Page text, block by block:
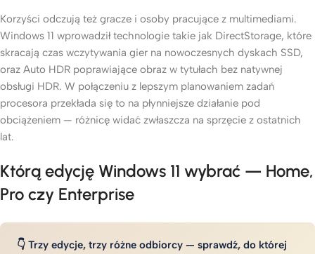
Korzyści odczują też gracze i osoby pracujące z multimediami.
Windows 11 wprowadził technologie takie jak DirectStorage, które
skracają czas wczytywania gier na nowoczesnych dyskach SSD,
oraz Auto HDR poprawiające obraz w tytułach bez natywnej
obsługi HDR. W połączeniu z lepszym planowaniem zadań
procesora przekłada się to na płynniejsze działanie pod
obciążeniem — różnicę widać zwłaszcza na sprzęcie z ostatnich
lat.
Którą edycję Windows 11 wybrać — Home,
Pro czy Enterprise
👇 Trzy edycje, trzy różne odbiorcy — sprawdź, do której